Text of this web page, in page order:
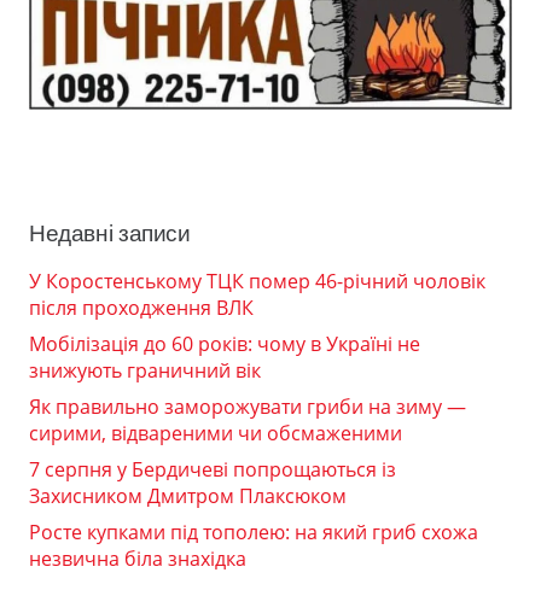
Недавні записи
У Коростенському ТЦК помер 46-річний чоловік
після проходження ВЛК
Мобілізація до 60 років: чому в Україні не
знижують граничний вік
Як правильно заморожувати гриби на зиму —
сирими, відвареними чи обсмаженими
7 серпня у Бердичеві попрощаються із
Захисником Дмитром Плаксюком
Росте купками під тополею: на який гриб схожа
незвична біла знахідка